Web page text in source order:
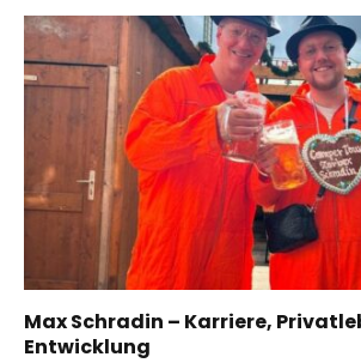
Max Schradin – Karriere,
Entwicklung